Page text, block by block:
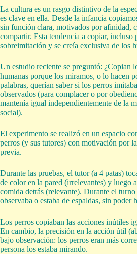
La cultura es un rasgo distintivo de la
es clave en ella. Desde la infancia
sin función clara, motivados por afinidad,
compartir. Esta tendencia a copiar, incluso
sobreimitación y se creía exclusiva de los
Un estudio reciente se preguntó: ¿Copian
humanas porque los miramos, o lo hacen
palabras, querían saber si los perros
observados (para complacer o por
mantenía igual independientemente de la
social).
El experimento se realizó en un espacio
perros (y sus tutores) con motivación por
previa.
Durante las pruebas, el tutor (a 4 patas)
de color en la pared (irrelevantes) y luego
comida detrás (relevante). Durante el
observaba o estaba de espaldas, sin poder
Los perros copiaban las acciones inútiles
En cambio, la precisión en la acción útil
bajo observación: los perros eran más
persona los estaba mirando.